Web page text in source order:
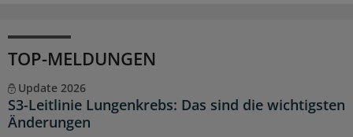
TOP-MELDUNGEN
Update 2026
S3-Leitlinie Lungenkrebs: Das sind die wichtigsten
Änderungen